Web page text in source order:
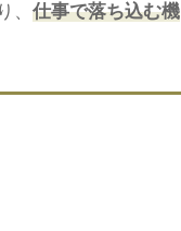
、 仕事で落ち込む機